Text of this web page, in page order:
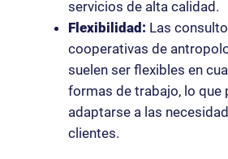
servicios de alta calidad.
Flexibilidad: Las
cooperativas de
suelen ser flexibles en
formas de trabajo, lo que
adaptarse a las
clientes.